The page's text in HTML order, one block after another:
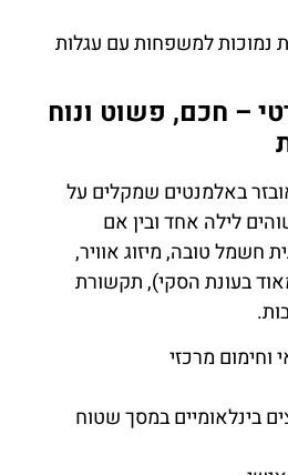
נמוכות למשפחות עם עגלות
– חכם, פשוט ונוח
באלמנטים שמקלים על
לילה אחד ובין אם
טובה, מיזוג אוויר,
בעונת הסקי), תקשורת
וחימום מרכזי
בינלאומיים במסך שטוח